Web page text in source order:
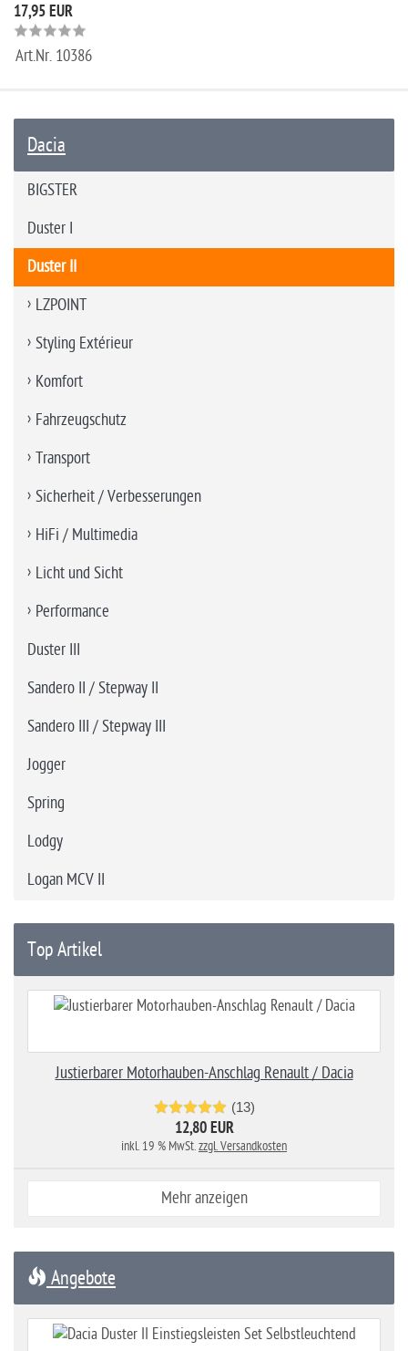
17,95 EUR
Art.Nr. 10386
Dacia
BIGSTER
Duster I
Duster II
LZPOINT
Styling Extérieur
Komfort
Fahrzeugschutz
Transport
Sicherheit / Verbesserungen
HiFi / Multimedia
Licht und Sicht
Performance
Duster III
Sandero II / Stepway II
Sandero III / Stepway III
Jogger
Spring
Lodgy
Logan MCV II
Top Artikel
Justierbarer Motorhauben-Anschlag Renault / Dacia
(13)
12,80 EUR
inkl. 19 % MwSt.zzgl. Versandkosten
Mehr anzeigen
Angebote